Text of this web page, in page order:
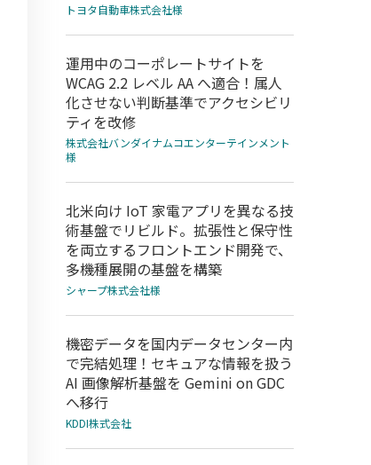
トヨタ自動車株式会社様
運用中のコーポレートサイトを
WCAG 2.2 レベル AA へ適合！属人
化させない判断基準でアクセシビリ
ティを改修
株式会社バンダイナムコエンターテインメント
様
北米向け IoT 家電アプリを異なる技
術基盤でリビルド。拡張性と保守性
を両立するフロントエンド開発で、
多機種展開の基盤を構築
シャープ株式会社様
機密データを国内データセンター内
で完結処理！セキュアな情報を扱う
AI 画像解析基盤を Gemini on GDC
へ移行
KDDI株式会社